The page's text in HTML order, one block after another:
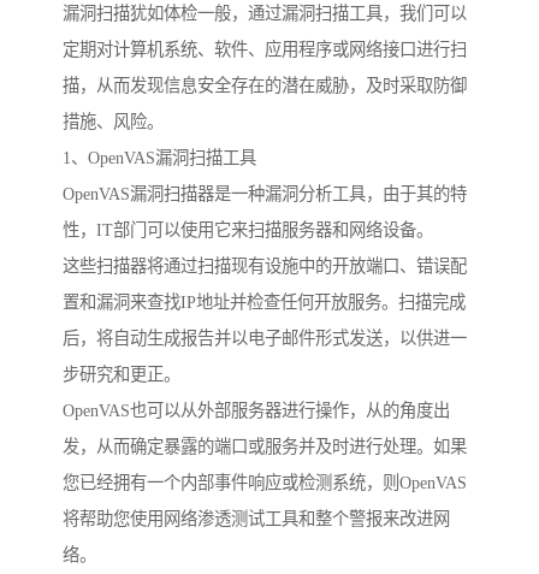
漏洞扫描犹如体检一般，通过漏洞扫描工具，我们可以
定期对计算机系统、软件、应用程序或网络接口进行扫
描，从而发现信息安全存在的潜在威胁，及时采取防御
措施、风险。
1、OpenVAS漏洞扫描工具
OpenVAS漏洞扫描器是一种漏洞分析工具，由于其的特
性，IT部门可以使用它来扫描服务器和网络设备。
这些扫描器将通过扫描现有设施中的开放端口、错误配
置和漏洞来查找IP地址并检查任何开放服务。扫描完成
后，将自动生成报告并以电子邮件形式发送，以供进一
步研究和更正。
OpenVAS也可以从外部服务器进行操作，从的角度出
发，从而确定暴露的端口或服务并及时进行处理。如果
您已经拥有一个内部事件响应或检测系统，则OpenVAS
将帮助您使用网络渗透测试工具和整个警报来改进网
络。